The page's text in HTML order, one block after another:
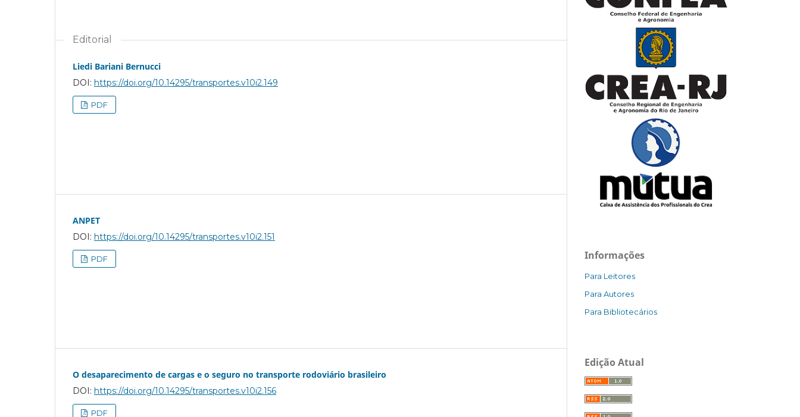
Editorial
Liedi Bariani Bernucci
DOI: https://doi.org/10.14295/transportes.v10i2.149
PDF
ANPET
DOI: https://doi.org/10.14295/transportes.v10i2.151
PDF
O desaparecimento de cargas e o seguro no transporte rodoviário brasileiro
DOI: https://doi.org/10.14295/transportes.v10i2.156
PDF
Informações
Para Leitores
Para Autores
Para Bibliotecários
Edição Atual